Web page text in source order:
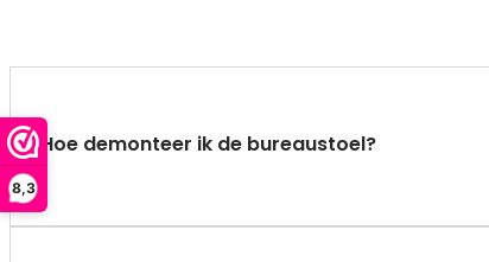
8,3
Hoe demonteer ik de bureaustoel?